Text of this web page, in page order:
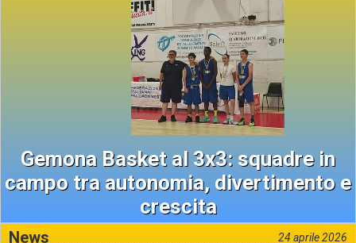
Gemona Basket al 3x3: squadre in
campo tra autonomia, divertimento e
crescita
News 24 aprile 2026